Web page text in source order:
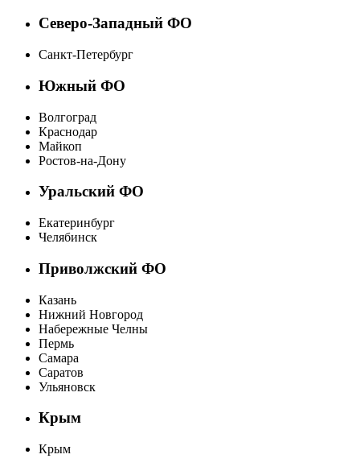
Северо-Западный ФО
Санкт-Петербург
Южный ФО
Волгоград
Краснодар
Майкоп
Ростов-на-Дону
Уральский ФО
Екатеринбург
Челябинск
Приволжский ФО
Казань
Нижний Новгород
Набережные Челны
Пермь
Самара
Саратов
Ульяновск
Крым
Крым